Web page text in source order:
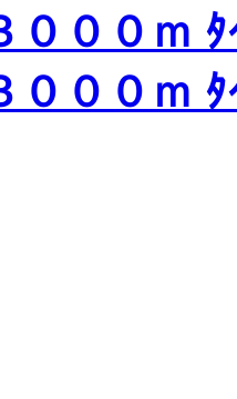
０００ｍ ﾀ
０００ｍ